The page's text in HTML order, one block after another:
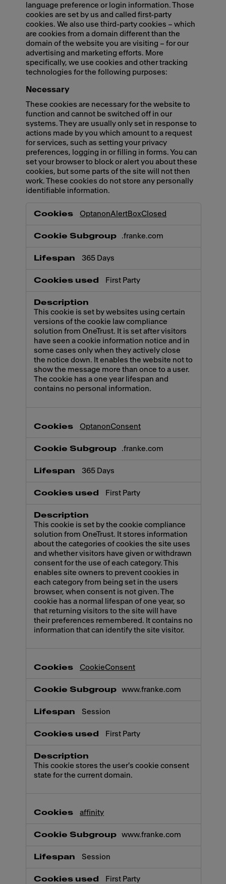
language preference or login information. Those
cookies are set by us and called first-party
cookies. We also use third-party cookies – which
are cookies from a domain different than the
domain of the website you are visiting – for our
advertising and marketing efforts. More
specifically, we use cookies and other tracking
technologies for the following purposes:
Necessary
These cookies are necessary for the website to
function and cannot be switched off in our
systems. They are usually only set in response to
actions made by you which amount to a request
for services, such as setting your privacy
preferences, logging in or filling in forms. You can
set your browser to block or alert you about these
cookies, but some parts of the site will not then
work. These cookies do not store any personally
identifiable information.
OptanonAlertBoxClosed
.franke.com
365 Days
First Party
This cookie is set by websites using certain
versions of the cookie law compliance
solution from OneTrust. It is set after visitors
have seen a cookie information notice and in
some cases only when they actively close
the notice down. It enables the website not to
show the message more than once to a user.
The cookie has a one year lifespan and
contains no personal information.
OptanonConsent
.franke.com
365 Days
First Party
This cookie is set by the cookie compliance
solution from OneTrust. It stores information
about the categories of cookies the site uses
and whether visitors have given or withdrawn
consent for the use of each category. This
enables site owners to prevent cookies in
each category from being set in the users
browser, when consent is not given. The
cookie has a normal lifespan of one year, so
that returning visitors to the site will have
their preferences remembered. It contains no
information that can identify the site visitor.
CookieConsent
www.franke.com
Session
First Party
This cookie stores the user's cookie consent
state for the current domain.
affinity
www.franke.com
Session
First Party